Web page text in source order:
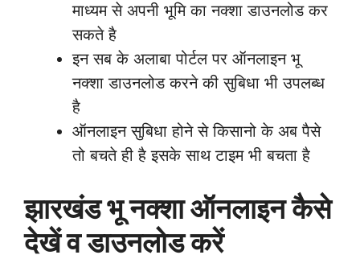
माध्यम से अपनी भूमि का नक्शा डाउनलोड कर
सकते है
इन सब के अलाबा पोर्टल पर ऑनलाइन भू
नक्शा डाउनलोड करने की सुबिधा भी उपलब्ध
है
ऑनलाइन सुबिधा होने से किसानो के अब पैसे
तो बचते ही है इसके साथ टाइम भी बचता है
झारखंड भू नक्शा ऑनलाइन कैसे
देखें व डाउनलोड करें